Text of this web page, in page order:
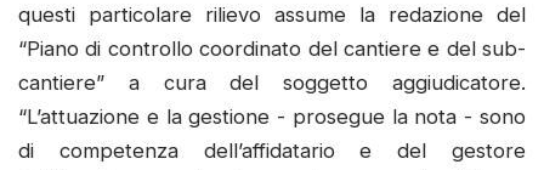
questi particolare rilievo assume la redazione del
“Piano di controllo coordinato del cantiere e del sub-
cantiere” a cura del soggetto aggiudicatore.
“L’attuazione e la gestione - prosegue la nota - sono
di competenza dell’affidatario e del gestore